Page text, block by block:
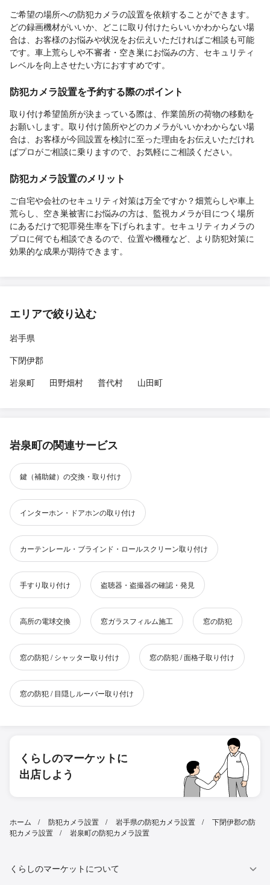
ご希望の場所への防犯カメラの設置を依頼することができます。
どの録画機材がいいか、どこに取り付けたらいいかわからない場
合は、お客様のお悩みや状況をお伝えいただければご相談も可能
です。車上荒らしや不審者・空き巣にお悩みの方、セキュリティ
レベルを向上させたい方におすすめです。
防犯カメラ設置を予約する際のポイント
取り付け希望箇所が決まっている際は、作業箇所の荷物の移動を
お願いします。取り付け箇所やどのカメラがいいかわからない場
合は、お客様が今回設置を検討に至った理由をお伝えいただけれ
ばプロがご相談に乗りますので、お気軽にご相談ください。
防犯カメラ設置のメリット
ご自宅や会社のセキュリティ対策は万全ですか？畑荒らしや車上
荒らし、空き巣被害にお悩みの方は、監視カメラが目につく場所
にあるだけで犯罪発生率を下げられます。セキュリティカメラの
プロに何でも相談できるので、位置や機種など、より防犯対策に
効果的な成果が期待できます。
エリアで絞り込む
岩手県
下閉伊郡
岩泉町
田野畑村 普代村 山田町
岩泉町の関連サービス
鍵（補助鍵）の交換・取り付け
インターホン・ドアホンの取り付け
カーテンレール・ブラインド・ロールスクリーン取り付け
手すり取り付け 盗聴器・盗撮器の確認・発見
高所の電球交換 窓ガラスフィルム施工 窓の防犯
窓の防犯 / シャッター取り付け 窓の防犯 / 面格子取り付け
窓の防犯 / 目隠しルーバー取り付け
くらしのマーケットに
出店しよう
ホーム 防犯カメラ設置 岩手県の防犯カメラ設置
下閉伊郡の防
犯カメラ設置
岩泉町の防犯カメラ設置
くらしのマーケットについて